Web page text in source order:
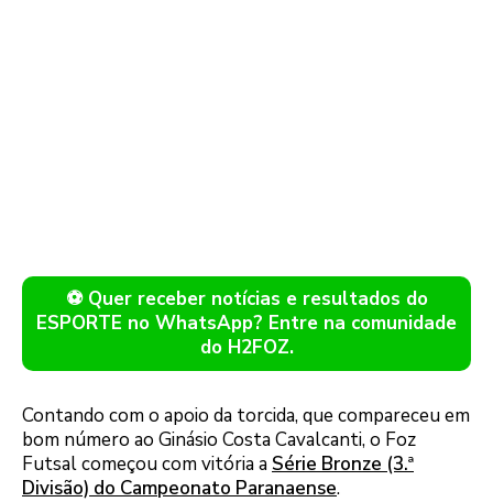
⚽ Quer receber notícias e resultados do
ESPORTE no WhatsApp? Entre na comunidade
do H2FOZ.
Contando com o apoio da torcida, que compareceu em
bom número ao Ginásio Costa Cavalcanti, o Foz
Futsal começou com vitória a Série Bronze (3.ª
Divisão) do Campeonato Paranaense.